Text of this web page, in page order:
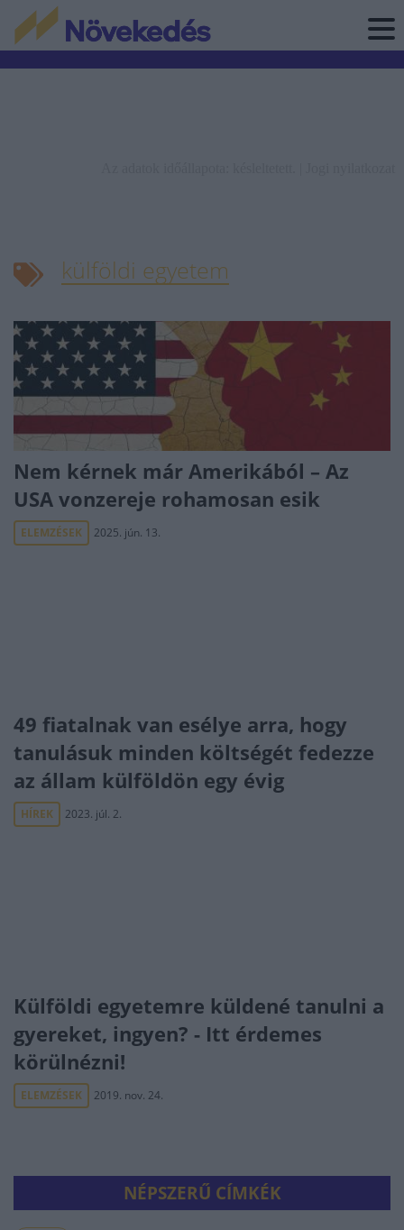
külföldi egyetem
Nem kérnek már Amerikából – Az
USA vonzereje rohamosan esik
ELEMZÉSEK 2025. jún. 13.
49 fiatalnak van esélye arra, hogy
tanulásuk minden költségét fedezze
az állam külföldön egy évig
HÍREK 2023. júl. 2.
Külföldi egyetemre küldené tanulni a
gyereket, ingyen? - Itt érdemes
körülnézni!
ELEMZÉSEK 2019. nov. 24.
NÉPSZERŰ CÍMKÉK